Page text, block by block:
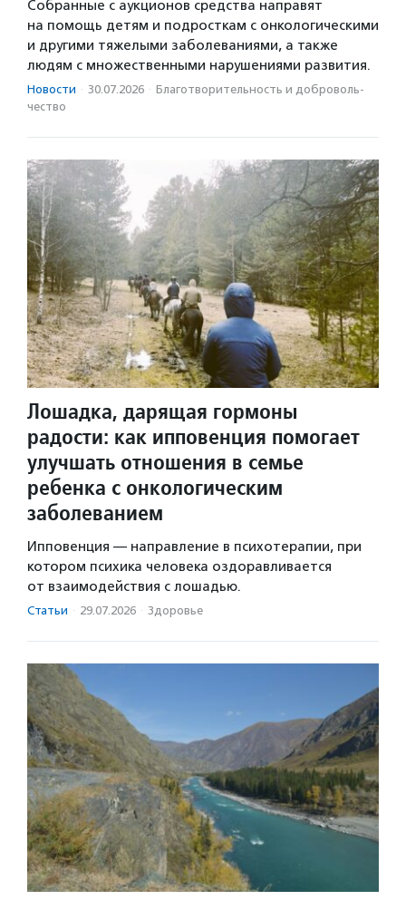
Собранные с аукционов средства направят
на помощь детям и подросткам с онкологическими
и другими тяжелыми заболеваниями, а также
людям с множественными нарушениями развития.
Новости · 30.07.2026 · Благотвори­тель­ность и доброволь­
чест­во
Лошадка, дарящая гормоны
радости: как ипповенция помогает
улучшать отношения в семье
ребенка с онкологическим
заболеванием
Ипповенция — направление в психотерапии, при
котором психика человека оздоравливается
от взаимодействия с лошадью.
Статьи · 29.07.2026 · Здоровье